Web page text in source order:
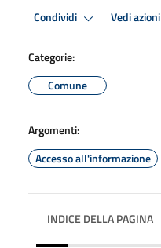
Condividi Vedi azioni
Categorie:
Comune
Argomenti:
Accesso all'informazione
INDICE DELLA PAGINA